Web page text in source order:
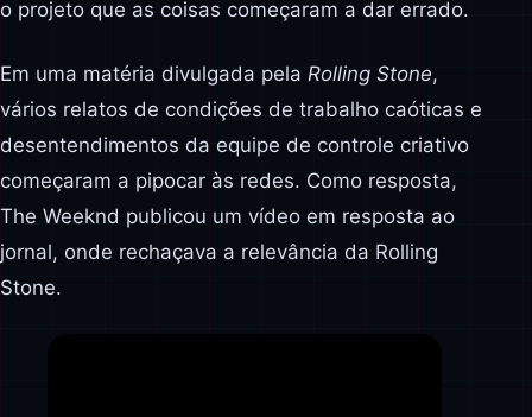
o projeto que as coisas começaram a dar errado.
Em uma matéria divulgada pela Rolling Stone,
vários relatos de condições de trabalho caóticas e
desentendimentos da equipe de controle criativo
começaram a pipocar às redes. Como resposta,
The Weeknd publicou um vídeo em resposta ao
jornal, onde rechaçava a relevância da Rolling
Stone.